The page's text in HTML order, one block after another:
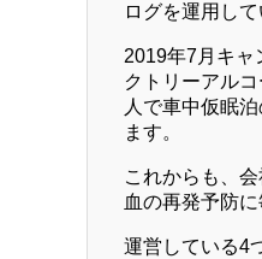
ログを運用して
2019年7月キャ
クトリーアル
人で車中仮眠
ます。
これからも、
血の再発予防
運営している4